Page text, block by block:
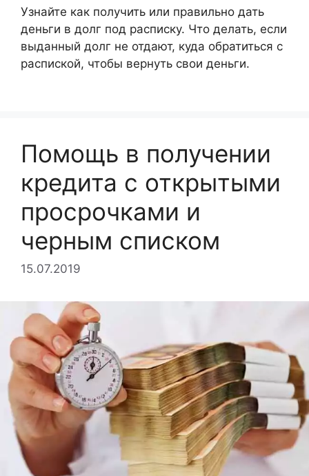
Узнайте как получить или правильно дать
деньги в долг под расписку. Что делать, если
выданный долг не отдают, куда обратиться с
распиской, чтобы вернуть свои деньги.
Помощь в получении
кредита с открытыми
просрочками и
черным списком
15.07.2019